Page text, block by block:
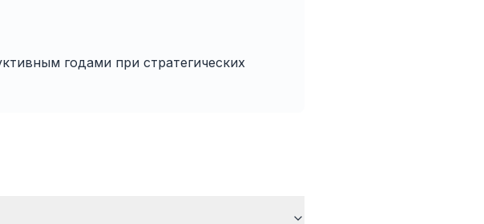
годами при стратегических